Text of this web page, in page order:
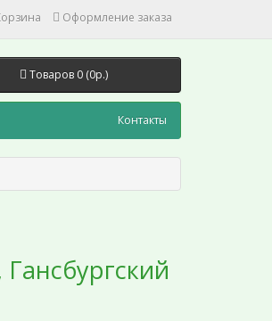
Оформление заказа
Товаров 0 (0р.)
Контакты